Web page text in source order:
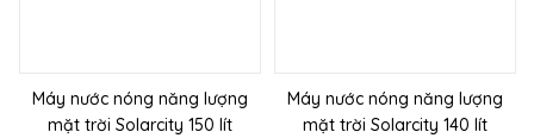
Máy nước nóng năng lượng
mặt trời Solarcity 150 lít
Máy nước nóng năng lượng
mặt trời Solarcity 140 lít